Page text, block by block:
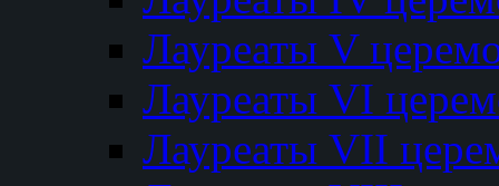
Лауреаты V
Лауреаты VI
Лауреаты VII